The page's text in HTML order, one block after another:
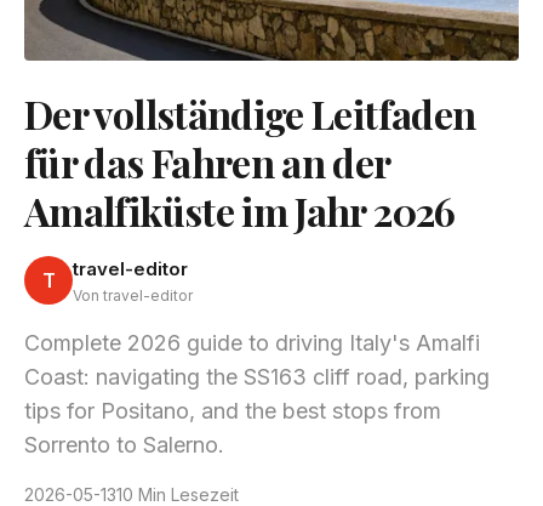
Der vollständige Leitfaden
für das Fahren an der
Amalfiküste im Jahr 2026
T travel-editor
Von travel-editor
Complete 2026 guide to driving Italy's Amalfi
Coast: navigating the SS163 cliff road, parking
tips for Positano, and the best stops from
Sorrento to Salerno.
2026-05-1310 Min Lesezeit